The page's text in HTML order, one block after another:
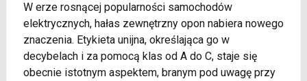
W erze rosnącej popularności samochodów
elektrycznych, hałas zewnętrzny opon nabiera nowego
znaczenia. Etykieta unijna, określająca go w
decybelach i za pomocą klas od A do C, staje się
obecnie istotnym aspektem, branym pod uwagę przy